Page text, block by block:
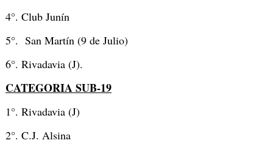
4°. Club Junín
5°. San Martín (9 de Julio)
6°. Rivadavia (J).
CATEGORIA SUB-19
1°. Rivadavia (J)
2°. C.J. Alsina